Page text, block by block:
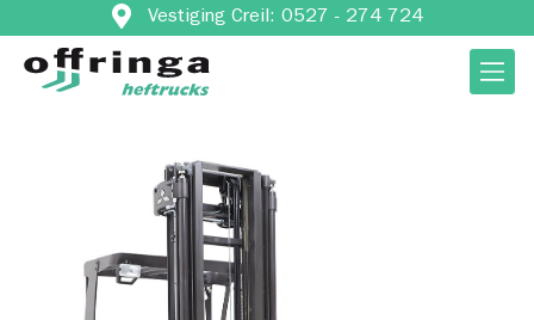
Vestiging Creil: 0527 - 274 724